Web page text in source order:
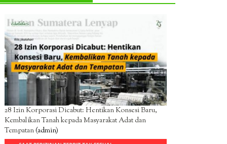
28 Izin Korporasi Dicabut: Hentikan Konsesi Baru,
Kembalikan Tanah kepada Masyarakat Adat dan
Tempatan(admin)